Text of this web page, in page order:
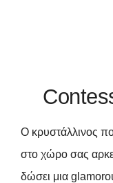
Ο κρυστάλλινος
στο χώρο σας
δώσει μια